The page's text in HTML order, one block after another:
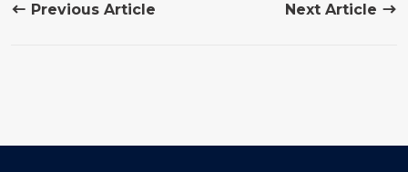
Previous Article Next Article